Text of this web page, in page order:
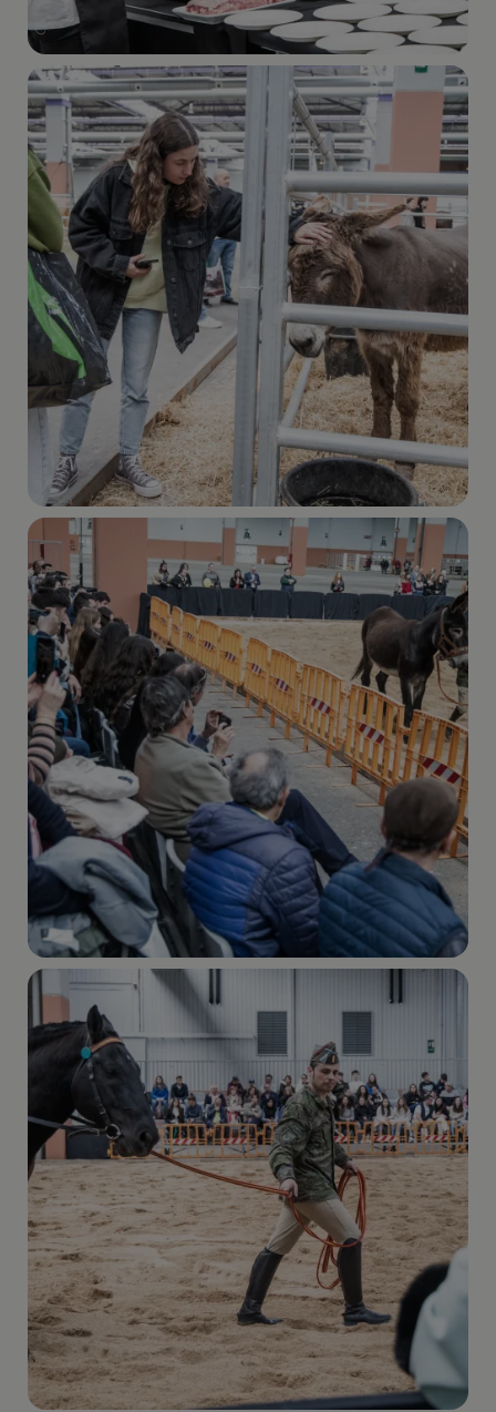
Imagen
Imagen
Imagen